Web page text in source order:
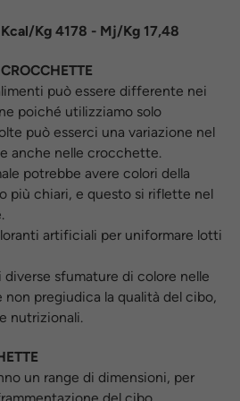
Kg 4178 - Mj/Kg 17,48
può essere differente nei
poiché utilizziamo solo
può esserci una variazione nel
anche nelle crocchette.
potrebbe avere colori della
più chiari, e questo si riflette nel
artificiali per uniformare lotti
diverse sfumature di colore nelle
pregiudica la qualità del cibo,
nutrizionali.
un range di dimensioni, per
del cibo.